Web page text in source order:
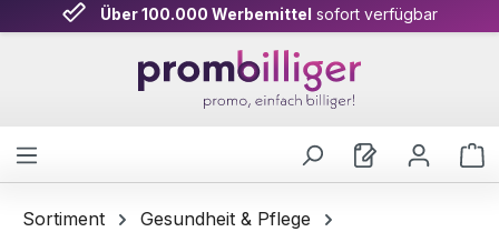
Zum Hauptinhalt springen
Über 100.000 Werbemittel sofort verfügbar
Sortiment
Gesundheit & Pflege